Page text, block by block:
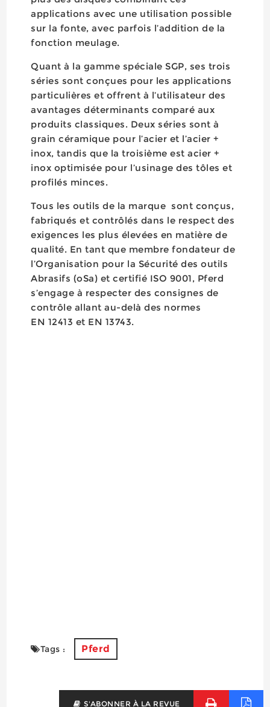
applications avec une utilisation possible
sur la fonte, avec parfois l’addition de la
fonction meulage.
Quant à la gamme spéciale SGP, ses trois
séries sont conçues pour les applications
particulières et offrent à l’utilisateur des
avantages déterminants comparé aux
produits classiques. Deux séries sont à
grain céramique pour l’acier et l’acier +
inox, tandis que la troisième est acier +
inox optimisée pour l’usinage des tôles et
profilés minces.
Tous les outils de la marque sont conçus,
fabriqués et contrôlés dans le respect des
exigences les plus élevées en matière de
qualité. En tant que membre fondateur de
l’Organisation pour la Sécurité des outils
Abrasifs (oSa) et certifié ISO 9001, Pferd
s’engage à respecter des consignes de
contrôle allant au-delà des normes
EN 12413 et EN 13743.
Tags : Pferd
S'ABONNER À LA REVUE